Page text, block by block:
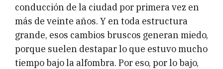
conducción de la ciudad por primera vez en
más de veinte años. Y en toda estructura
grande, esos cambios bruscos generan miedo,
porque suelen destapar lo que estuvo mucho
tiempo bajo la alfombra. Por eso, por lo bajo,